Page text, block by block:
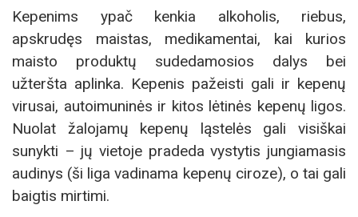
Kepenims ypač kenkia alkoholis, riebus,
apskrudęs maistas, medikamentai, kai kurios
maisto produktų sudedamosios dalys bei
užteršta aplinka. Kepenis pažeisti gali ir kepenų
virusai, autoimuninės ir kitos lėtinės kepenų ligos.
Nuolat žalojamų kepenų ląstelės gali visiškai
sunykti – jų vietoje pradeda vystytis jungiamasis
audinys (ši liga vadinama kepenų ciroze), o tai gali
baigtis mirtimi.